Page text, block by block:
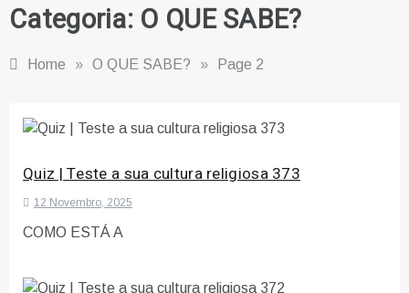
Categoria: O QUE SABE?
Home » O QUE SABE? » Page 2
Quiz | Teste a sua cultura religiosa 373
12 Novembro, 2025
COMO ESTÁ A